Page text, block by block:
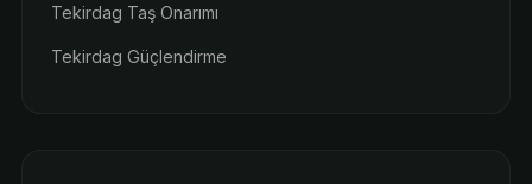
Tekirdag Taş Onarımı
Tekirdag Güçlendirme